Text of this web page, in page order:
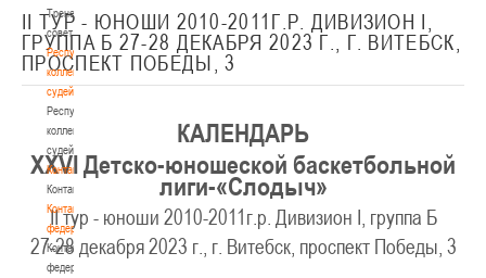
Тренерский
совет
Республиканская
коллегия
судей
Республиканская
коллегия
судей
Контакты
Контакты
Контакты
федерации
Контакты
федерации
II ТУР - ЮНОШИ 2010-2011Г.Р. ДИВИЗИОН I,
ГРУППА Б 27-28 ДЕКАБРЯ 2023 Г., Г. ВИТЕБСК,
ПРОСПЕКТ ПОБЕДЫ, 3
КАЛЕНДАРЬ
XXVIДетско-юношеской баскетбольной
лиги-«Слодыч»
II тур - юноши 2010-2011г.р. Дивизион I, группа Б
27-28 декабря 2023 г., г. Витебск, проспект Победы, 3